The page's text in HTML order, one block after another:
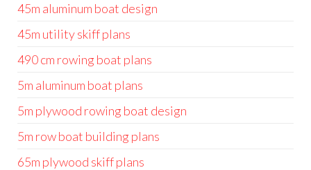
45m aluminum boat design
45m utility skiff plans
490 cm rowing boat plans
5m aluminum boat plans
5m plywood rowing boat design
5m row boat building plans
65m plywood skiff plans